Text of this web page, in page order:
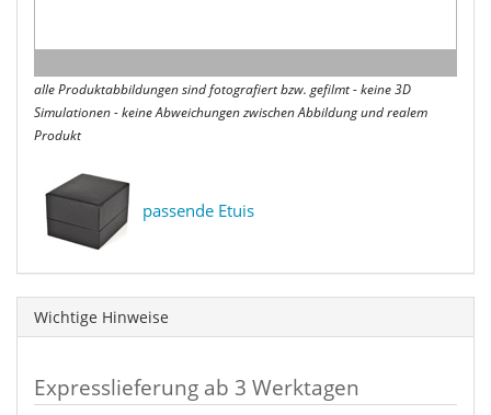
alle Produktabbildungen sind fotografiert bzw. gefilmt - keine 3D
Simulationen - keine Abweichungen zwischen Abbildung und realem
Produkt
passende Etuis
Wichtige Hinweise
Expresslieferung ab 3 Werktagen